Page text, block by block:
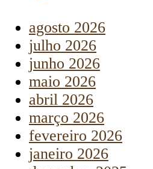
agosto 2026
julho 2026
junho 2026
maio 2026
abril 2026
março 2026
fevereiro 2026
janeiro 2026